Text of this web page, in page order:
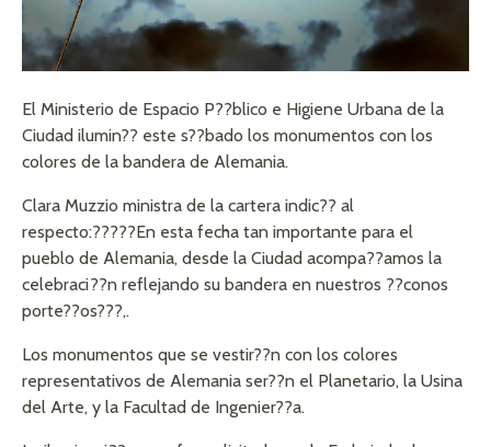
El Ministerio de Espacio P??blico e Higiene Urbana de la
Ciudad ilumin?? este s??bado los monumentos con los
colores de la bandera de Alemania.
Clara Muzzio ministra de la cartera indic?? al
respecto:?????En esta fecha tan importante para el
pueblo de Alemania, desde la Ciudad acompa??amos la
celebraci??n reflejando su bandera en nuestros ??conos
porte??os???,.
Los monumentos que se vestir??n con los colores
representativos de Alemania ser??n el Planetario, la Usina
del Arte, y la Facultad de Ingenier??a.